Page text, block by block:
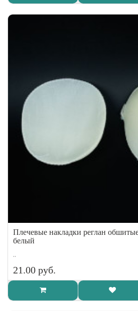
Плечевые накладки реглан
белый
..
21.00 руб.